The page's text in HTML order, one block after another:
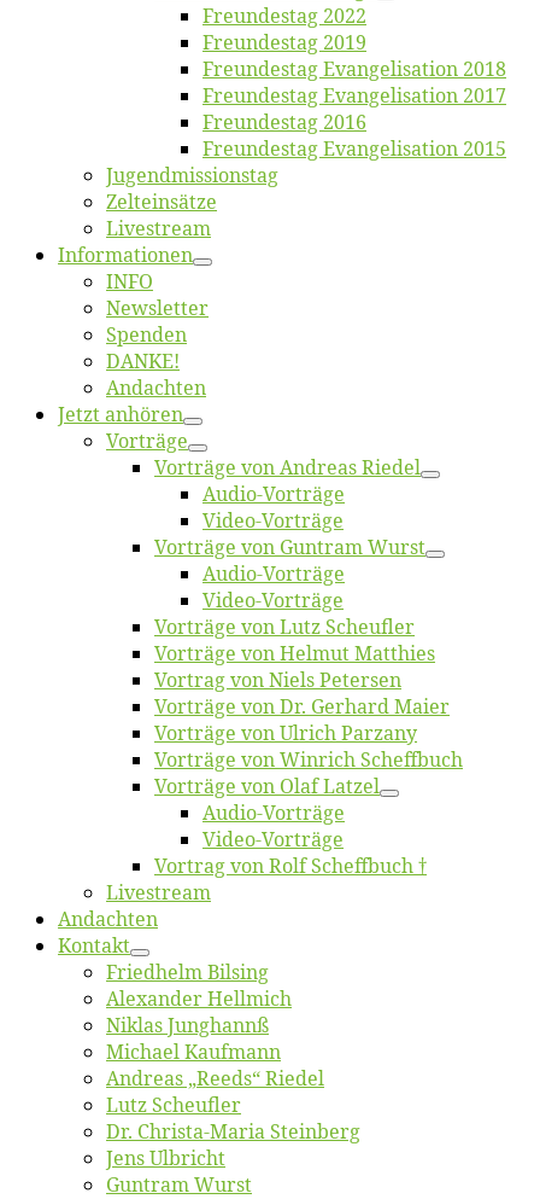
Freun­des­tag 2022
Freun­des­tag 2019
Freun­des­tag Evan­ge­li­sa­ti­on 2018
Freun­des­tag Evan­ge­li­sa­ti­on 2017
Freun­des­tag 2016
Freun­des­tag Evan­ge­li­sa­ti­on 2015
Jugend­mis­sions­tag
Zelt­ein­sät­ze
Live­stream
Informatio­nen
INFO
News­let­ter
Spen­den
DANKE!
An­dach­ten
Jetzt an­hö­ren
Vor­trä­ge
Vor­trä­ge von An­dre­as Riedel
Au­dio-Vor­trä­ge
Vi­deo-Vor­trä­ge
Vor­trä­ge von Gun­tram Wurst
Au­dio-Vor­trä­ge
Vi­deo-Vor­trä­ge
Vor­trä­ge von Lutz Scheufler
Vor­trä­ge von Hel­mut Matthies
Vor­trag von Niels Petersen
Vor­trä­ge von Dr. Ger­hard Maier
Vor­trä­ge von Ul­rich Parzany
Vor­trä­ge von Win­rich Scheffbuch
Vor­trä­ge von Olaf Latzel
Au­dio-Vor­trä­ge
Vi­deo-Vor­trä­ge
Vor­trag von Rolf Scheffbuch †
Live­stream
An­dach­ten
Kon­takt
Fried­helm Bilsing
Alex­an­der Hellmich
Ni­klas Junghannß
Mi­cha­el Kaufmann
An­dre­as „Reeds“ Riedel
Lutz Scheuf­ler
Dr. Chris­­ta-Ma­ria Steinberg
Jens Ulb­richt
Gun­tram Wurst